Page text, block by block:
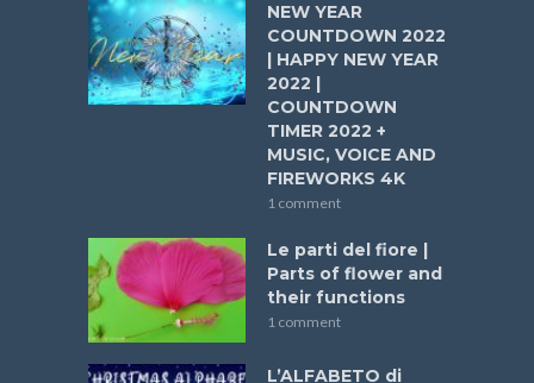
NEW YEAR
COUNTDOWN 2022
| HAPPY NEW YEAR
2022 |
COUNTDOWN
TIMER 2022 +
MUSIC, VOICE AND
FIREWORKS 4K
1 comment
Le parti del fiore |
Parts of flower and
their functions
1 comment
L’ALFABETO di